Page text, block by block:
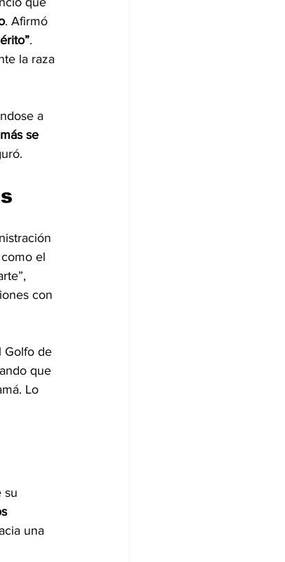
. Afirmó
.
la raza
a
se
el
con
Golfo de
que
Lo
su
una